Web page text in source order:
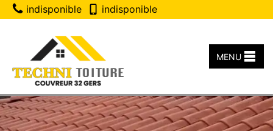
indisponible indisponible
MENU